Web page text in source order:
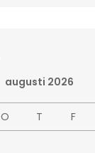
augusti 2026
O T F